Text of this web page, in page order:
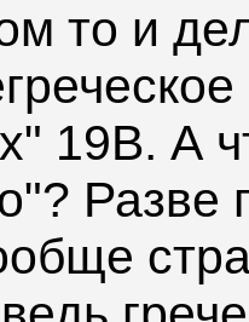
то и
19В. А
Разве